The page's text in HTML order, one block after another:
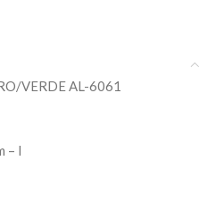
VERDE AL-6061
– l